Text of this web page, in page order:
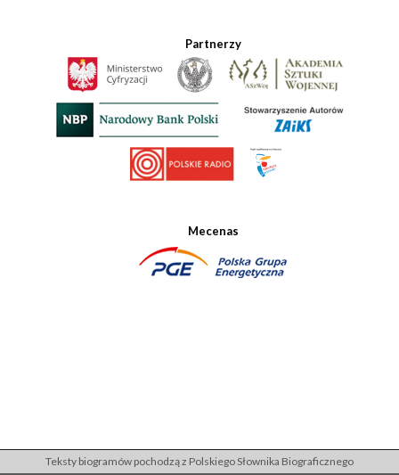
Partnerzy
Mecenas
Teksty biogramów pochodzą z Polskiego Słownika Biograficznego